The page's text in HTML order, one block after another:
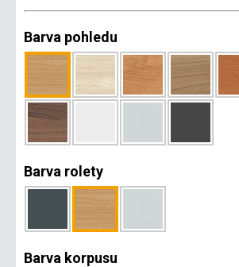
Barva pohledu
Barva rolety
Barva korpusu